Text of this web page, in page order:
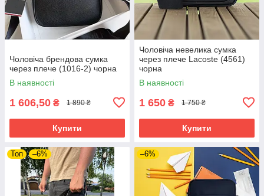
Чоловіча брендова сумка
через плече (1016-2) чорна
В наявності
1 606,50 ₴ 1 890 ₴
Купити
Чоловіча невелика сумка
через плече Lacoste (4561)
чорна
В наявності
1 650 ₴ 1 750 ₴
Купити
Топ –6% –6%